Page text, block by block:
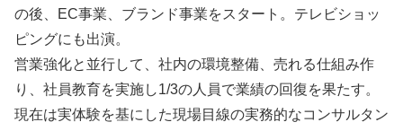
の後、EC事業、ブランド事業をスタート。テレビショッ
ピングにも出演。
営業強化と並行して、社内の環境整備、売れる仕組み作
り、社員教育を実施し1/3の人員で業績の回復を果たす。
現在は実体験を基にした現場目線の実務的なコンサルタン